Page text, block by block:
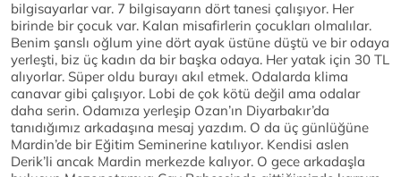
bilgisayarlar var. 7 bilgisayarın dört tanesi çalışıyor. Her
birinde bir çocuk var. Kalan misafirlerin çocukları olmalılar.
Benim şanslı oğlum yine dört ayak üstüne düştü ve bir odaya
yerleşti, biz üç kadın da bir başka odaya. Her yatak için 30 TL
alıyorlar. Süper oldu burayı akıl etmek. Odalarda klima
canavar gibi çalışıyor. Lobi de çok kötü değil ama odalar
daha serin. Odamıza yerleşip Ozan’ın Diyarbakır’da
tanıdığımız arkadaşına mesaj yazdım. O da üç günlüğüne
Mardin’de bir Eğitim Seminerine katılıyor. Kendisi aslen
Derik’li ancak Mardin merkezde kalıyor. O gece arkadaşla